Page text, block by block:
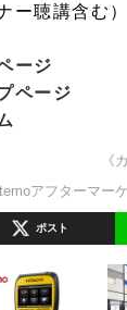
ー聴講含む
ージ
ページ
《
アフターマー
ポスト